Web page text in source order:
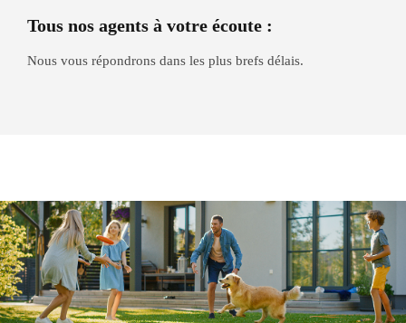
Tous nos agents à votre écoute :
Nous vous répondrons dans les plus brefs délais.